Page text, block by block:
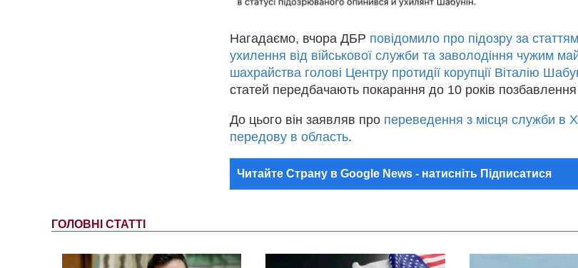
Нагадаємо, вчора ДБР повідомило про підозру за
ухилення від військової служби та заволодіння чужим
шахрайства голові Центру протидії корупції Віталію
статей передбачають покарання до 10 років позбавлення
До цього він заявляв про переведення з місця служби в
передову в область.
Читайте Страну в Google News - натисніть Підписатися
ГОЛОВНІ СТАТТІ